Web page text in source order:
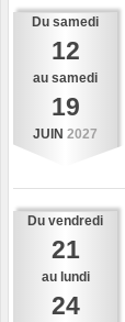
Du samedi
12
au samedi
19
JUIN 2027
Du vendredi
21
au lundi
24